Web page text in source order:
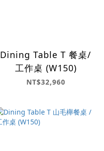
Dining Table T 餐桌/
工作桌 (W150)
NT$32,960